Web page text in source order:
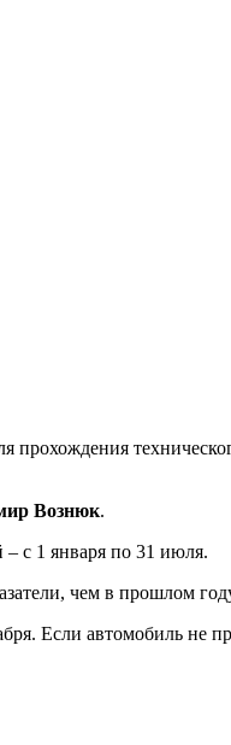
Вознюк.
– с 1 января по 31 июля.
чем в прошлом
Если автомобиль не